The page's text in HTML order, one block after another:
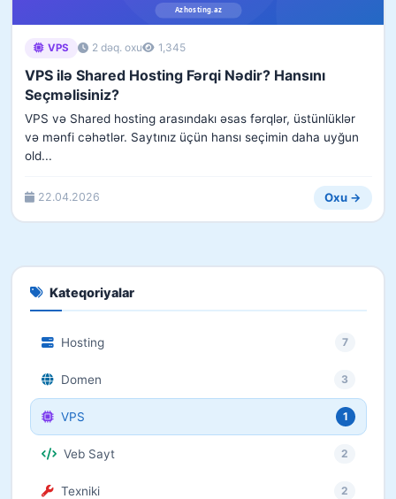
VPS 2 dəq. oxu 1,345
VPS ilə Shared Hosting Fərqi Nədir? Hansını
Seçməlisiniz?
VPS və Shared hosting arasındakı əsas fərqlər, üstünlüklər
və mənfi cəhətlər. Saytınız üçün hansı seçimin daha uyğun
old...
22.04.2026 Oxu →
Kateqoriyalar
Hosting 7
Domen 3
VPS 1
Veb Sayt 2
Texniki 2